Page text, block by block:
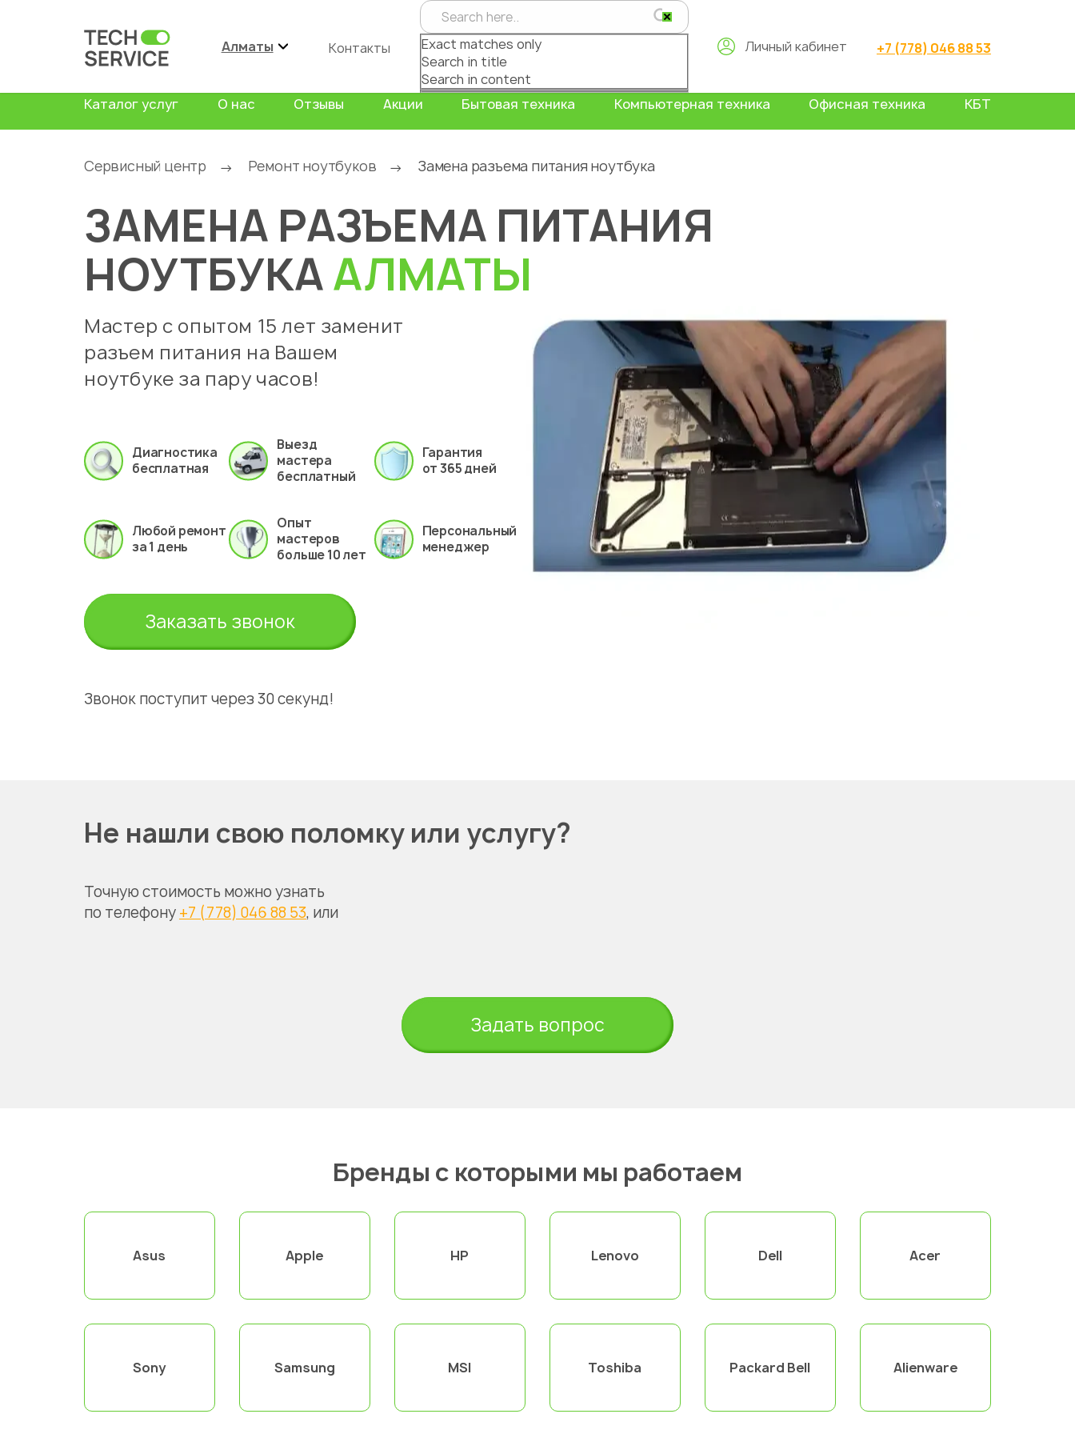
Алматы Контакты
Exact matches only
Search in title
Search in content
Личный кабинет +7 (778) 046 88 53
Каталог услуг О нас Отзывы Акции Бытовая техника Компьютерная техника Офисная техника КБТ
Сервисный центр → Ремонт ноутбуков → Замена разъема питания ноутбука
ЗАМЕНА РАЗЪЕМА ПИТАНИЯ
НОУТБУКААЛМАТЫ
Мастер с опытом 15 лет заменит
разъем питания на Вашем
ноутбуке за пару часов!
Диагностика
бесплатная
Выезд
мастера
бесплатный
Гарантия
от 365 дней
Любой ремонт
за 1 день
Опыт
мастеров
больше 10 лет
Персональный
менеджер
Заказать звонок
Звонок поступит через 30 секунд!
Не нашли свою поломку или услугу?
Точную стоимость можно узнать
по телефону +7 (778) 046 88 53, или
Задать вопрос
Бренды с которыми мы работаем
Asus Apple HP Lenovo Dell Acer
Sony Samsung MSI Toshiba Packard Bell Alienware